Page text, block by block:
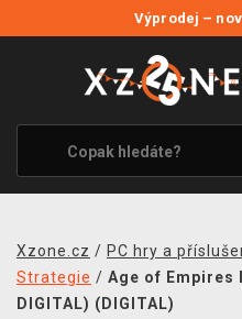
Výprodej –
VÝPRODEJ
VIDEOHRY
XZONE ORIGINALS
TÉMATIKY
MERCHANDISE
Xzone.cz / PC hry a
Strategie / Age of Empires
DIGITAL) (DIGITAL)